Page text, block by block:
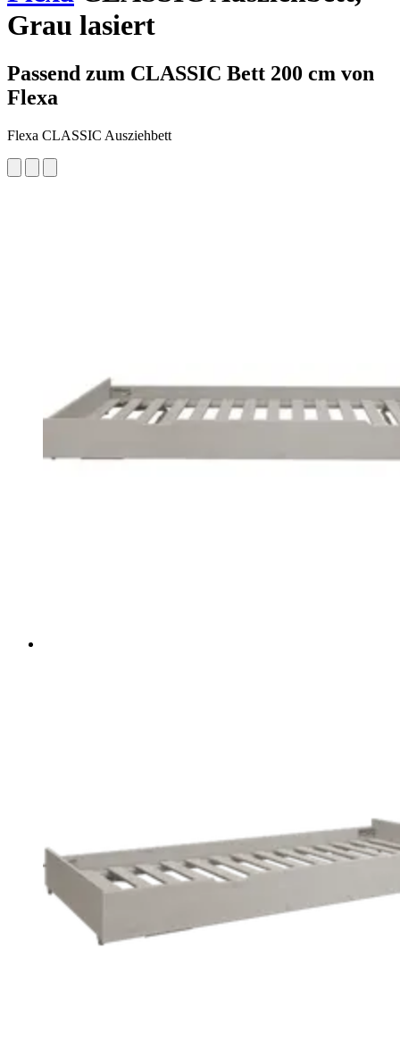
Grau lasiert
Passend zum CLASSIC Bett 200 cm von
Flexa
Flexa CLASSIC Ausziehbett